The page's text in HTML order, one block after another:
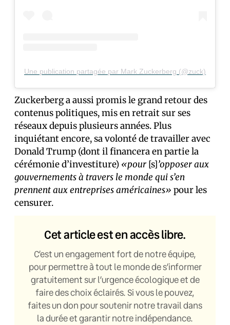
Une publication partagée par Mark Zuckerberg (@zuck)
Zuckerberg a aussi promis le grand retour des
contenus politiques, mis en retrait sur ses
réseaux depuis plusieurs années. Plus
inquiétant encore, sa volonté de travailler avec
Donald Trump (dont il financera en partie la
cérémonie d’investiture) «pour [s]’opposer aux
gouvernements à travers le monde qui s’en
prennent aux entreprises américaines» pour les
censurer.
Cet article est en accès libre.
C’est un engagement fort de notre équipe,
pour permettre à tout le monde de s’informer
gratuitement sur l’urgence écologique et de
faire des choix éclairés. Si vous le pouvez,
faites un don pour soutenir notre travail dans
la durée et garantir notre indépendance.